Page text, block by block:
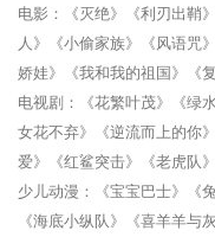
电影：《灭绝》《利刃出鞘
人》《小偷家族》《风语咒
娇娃》《我和我的祖国》《
电视剧：《花繁叶茂》《绿
女花不弃》《逆流而上的你
爱》《红鲨突击》《老虎队
少儿动漫：《宝宝巴士》《
《海底小纵队》《喜羊羊与